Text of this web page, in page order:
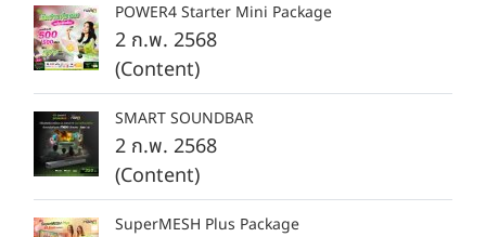
POWER4 Starter Mini Package
2 ก.พ. 2568
(Content)
SMART SOUNDBAR
2 ก.พ. 2568
(Content)
SuperMESH Plus Package